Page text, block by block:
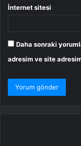
İnternet sitesi
Daha sonraki
adresim ve site